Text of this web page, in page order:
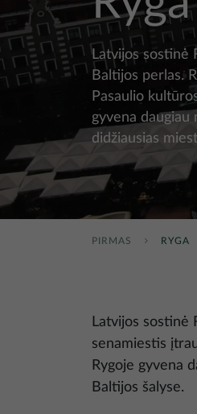
Latvijos sostinė
Baltijos perlas.
Pasaulio
gyvena
didžiausias
PIRMAS RYGA
Latvijos sostinė
senamiestis
Rygoje gyvena
Baltijos šalyse.